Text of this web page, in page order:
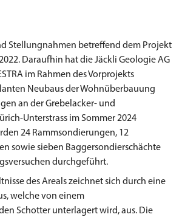
Stellungnahmen betreffend dem Projekt
Daraufhin hat die Jäckli Geologie AG
im Rahmen des Vorprojekts
Neubaus der Wohnüberbauung
an der Grebelacker- und
Unterstrass im Sommer 2024
24 Rammsondierungen, 12
sowie sieben Baggersondierschächte
durchgeführt.
des Areals zeichnet sich durch eine
welche von einem
Schotter unterlagert wird, aus. Die